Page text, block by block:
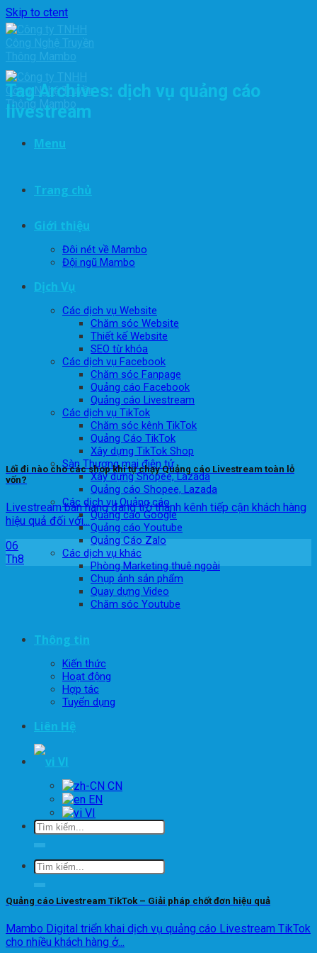
Skip to ctent
Menu
Trang chủ
Giới thiệu
Đôi nét về Mambo
Đội ngũ Mambo
Dịch Vụ
Các dịch vụ Website
Chăm sóc Website
Thiết kế Website
SEO từ khóa
Các dịch vụ Facebook
Chăm sóc Fanpage
Quảng cáo Facebook
Quảng cáo Livestream
Các dịch vụ TikTok
Chăm sóc kênh TikTok
Quảng Cáo TikTok
Xây dựng TikTok Shop
Sàn Thương mại điện tử
Xây dựng Shopee, Lazada
Quảng cáo Shopee, Lazada
Các dịch vụ Quảng cáo
Quảng cáo Google
Quảng cáo Youtube
Quảng Cáo Zalo
Các dịch vụ khác
Phòng Marketing thuê ngoài
Chụp ảnh sản phẩm
Quay dựng Video
Chăm sóc Youtube
Thông tin
Kiến thức
Hoạt động
Hợp tác
Tuyển dụng
Liên Hệ
VI
EN
VI
Tag Archives: dịch vụ quảng cáo
livestream
Lối đi nào cho các shop khi tự chạy Quảng cáo Livestream toàn lỗ
vốn?
Livestream bán hàng đang trở thành kênh tiếp cận khách hàng
hiệu quả đối với...
06
Th8
Quảng cáo Livestream TikTok – Giải pháp chốt đơn hiệu quả
Mambo Digital triển khai dịch vụ quảng cáo Livestream TikTok
cho nhiều khách hàng ở...